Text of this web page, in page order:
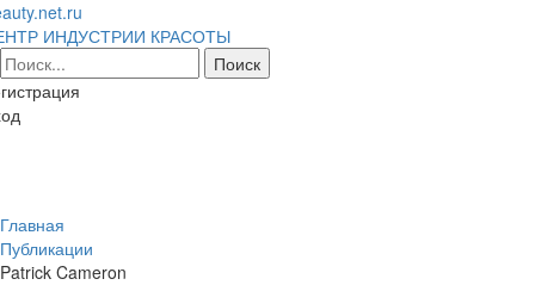
ИНДУСТРИИ КРАСОТЫ
Главная
Публикации
Patrick Cameron